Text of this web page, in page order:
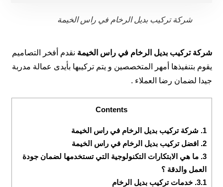
شركة تركيب بديل الرخام في راس الخيمة
شركة تركيب بديل الرخام في راس الخيمة نقدم أفخر التصاميم
يقوم بتنفيذها أمهر المتخصصين و يتم تركيبها بأيدى عمالة مدربة
جيدا لضمان رضا العملاء .
Contents
1. شركة تركيب بديل الرخام في راس الخيمة
2.
افضل تركيب بديل الرخام في راس الخيمة
3. ما هي الابتكارات التكنولوجية التي تستخدمها لضمان جودة
العمل والدقة ؟
3.1. خدمات تركيب بديل الرخام